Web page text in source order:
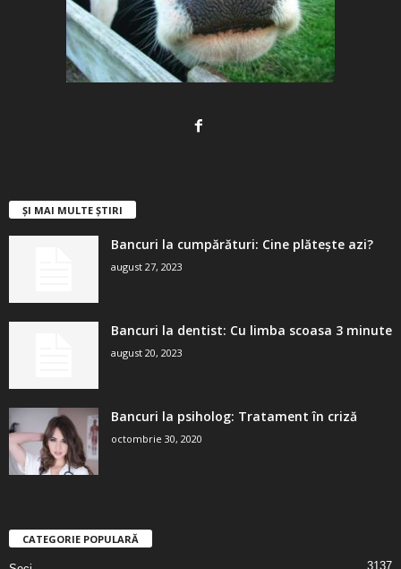
ȘI MAI MULTE ȘTIRI
Bancuri la cumpărături: Cine plătește azi?
august 27, 2023
Bancuri la dentist: Cu limba scoasa 3 minute
august 20, 2023
Bancuri la psiholog: Tratament în criză
octombrie 30, 2020
CATEGORIE POPULARĂ
3137